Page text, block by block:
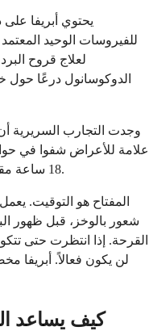
للفيروسات الوحيد
لعلاج قروح
الدوكوسانول درعًا حول
وجدت التجارب السريرية
18 ساعة مقارنة بعدم استخدام أي شيء على الإطلاق.
المفتاح هو التوقيت.
شعور بالوخز، قبل ظهور
القرحة. إذا انتظرت حتى
لن يكون فعالاً. أبريفا
كيف يساعد